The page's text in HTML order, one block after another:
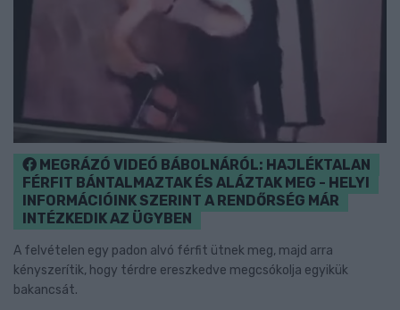
MEGRÁZÓ VIDEÓ BÁBOLNÁRÓL: HAJLÉKTALAN
FÉRFIT BÁNTALMAZTAK ÉS ALÁZTAK MEG - HELYI
INFORMÁCIÓINK SZERINT A RENDŐRSÉG MÁR
INTÉZKEDIK AZ ÜGYBEN
A felvételen egy padon alvó férfit ütnek meg, majd arra
kényszerítik, hogy térdre ereszkedve megcsókolja egyikük
bakancsát.